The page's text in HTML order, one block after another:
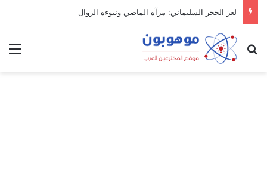
لغز الحجر السليماني: مرآة الماضي ونبوءة الزوال
بحث عن